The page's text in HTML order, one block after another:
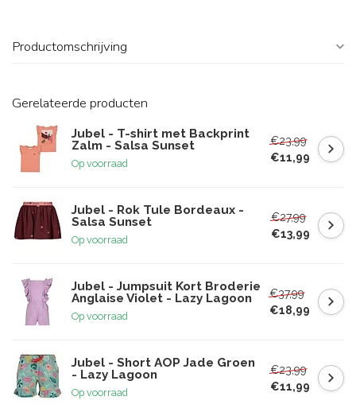
Productomschrijving
Gerelateerde producten
Jubel - T-shirt met Backprint
Zalm - Salsa Sunset
Op voorraad
€23,99
€11,99
Jubel - Rok Tule Bordeaux -
Salsa Sunset
Op voorraad
€27,99
€13,99
Jubel - Jumpsuit Kort Broderie
Anglaise Violet - Lazy Lagoon
Op voorraad
€37,99
€18,99
Jubel - Short AOP Jade Groen
- Lazy Lagoon
Op voorraad
€23,99
€11,99